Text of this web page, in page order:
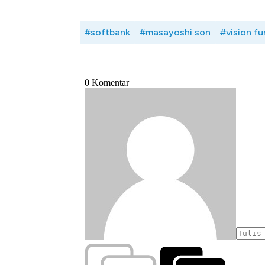
#softbank #masayoshi son #vision